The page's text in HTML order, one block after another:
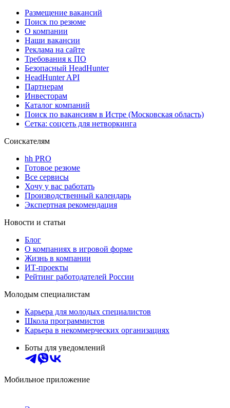
Размещение вакансий
Поиск по резюме
О компании
Наши вакансии
Реклама на сайте
Требования к ПО
Безопасный HeadHunter
HeadHunter API
Партнерам
Инвесторам
Каталог компаний
Поиск по вакансиям в Истре (Московская область)
Сетка: соцсеть для нетворкинга
Соискателям
hh PRO
Готовое резюме
Все сервисы
Хочу у вас работать
Производственный календарь
Экспертная рекомендация
Новости и статьи
Блог
О компаниях в игровой форме
Жизнь в компании
ИТ-проекты
Рейтинг работодателей России
Молодым специалистам
Карьера для молодых специалистов
Школа программистов
Карьера в некоммерческих организациях
Боты для уведомлений
Мобильное приложение